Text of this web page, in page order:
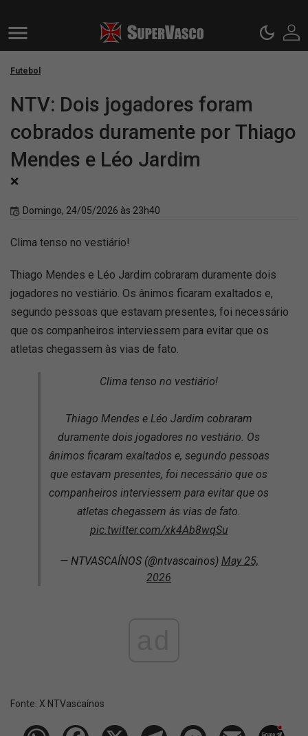
Futebol
NTV: Dois jogadores foram
cobrados duramente por Thiago
Mendes e Léo Jardim
❌
Domingo, 24/05/2026 às 23h40
Clima tenso no vestiário!
Thiago Mendes e Léo Jardim cobraram duramente dois
jogadores no vestiário. Os ânimos ficaram exaltados e,
segundo pessoas que estavam presentes, foi necessário
que os companheiros interviessem para evitar que os
atletas chegassem às vias de fato.
Clima tenso no vestiário!
Thiago Mendes e Léo Jardim cobraram
duramente dois jogadores no vestiário. Os
ânimos ficaram exaltados e, segundo pessoas
que estavam presentes, foi necessário que os
companheiros interviessem para evitar que os
atletas chegassem às vias de fato.
pic.twitter.com/xk4Ab8wqSu
— NTVASCAÍNOS (@ntvascainos) May 25,
2026
Fonte: X NTVascaínos